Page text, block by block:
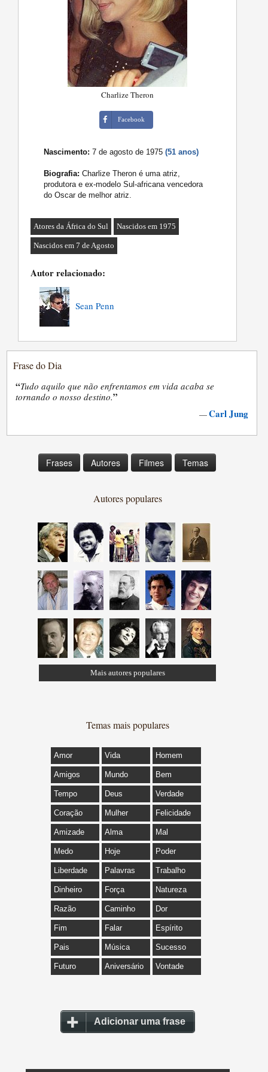
Charlize Theron
Facebook
Nascimento: 7 de agosto de 1975(51 anos)
Biografia: Charlize Theron é uma atriz,
produtora e ex-modelo Sul-africana vencedora
do Oscar de melhor atriz.
Atores da África do Sul Nascidos em 1975
Nascidos em 7 de Agosto
Autor relacionado:
Sean Penn
Frase do Dia
“Tudo aquilo que não enfrentamos em vida acaba se
tornando o nosso destino.”
—Carl Jung
Frases Autores Filmes Temas
Autores populares
Mais autores populares
Temas mais populares
Amor Vida Homem
Amigos Mundo Bem
Tempo Deus Verdade
Coração Mulher Felicidade
Amizade Alma Mal
Medo Hoje Poder
Liberdade Palavras Trabalho
Dinheiro Força Natureza
Razão Caminho Dor
Fim Falar Espírito
Pais Música Sucesso
Futuro Aniversário Vontade
Adicionar uma frase